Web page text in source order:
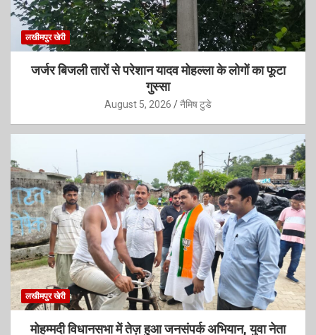
लखीमपुर खेरी
जर्जर बिजली तारों से परेशान यादव मोहल्ला के लोगों का फूटा
गुस्सा
August 5, 2026 नैमिष टुडे
लखीमपुर खेरी
मोहम्मदी विधानसभा में तेज़ हुआ जनसंपर्क अभियान, युवा नेता